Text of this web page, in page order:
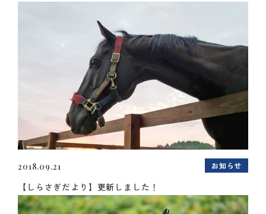
2018.09.21 お知らせ
【しらさぎだより】更新しました！